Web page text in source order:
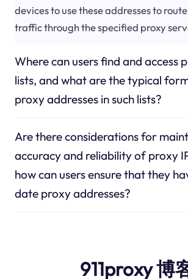
devices to use these addresses to
traffic through the specified proxy
Where can users find and access
lists, and what are the typical
proxy addresses in such lists?
Are there considerations for
accuracy and reliability of proxy
how can users ensure that they
date proxy addresses?
911proxy 博